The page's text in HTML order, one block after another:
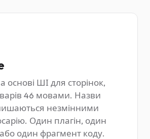
основі ШІ для сторінок,
46 мовами. Назви
незмінними
Один плагін, один
один фрагмент коду.